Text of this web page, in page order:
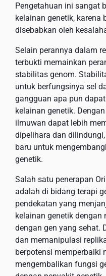
Pengetahuan ini sangat
kelainan genetik, karena
disebabkan oleh
Selain perannya dalam
terbukti memainkan
stabilitas genom.
untuk berfungsinya sel
gangguan apa pun
kelainan genetik.
ilmuwan dapat lebih
dipelihara dan
baru untuk
genetik.
Salah satu penerapan
adalah di bidang terapi
pendekatan yang
kelainan genetik dengan
dengan gen yang sehat.
dan memanipulasi
berpotensi memperbaiki
mengembalikan fungsi